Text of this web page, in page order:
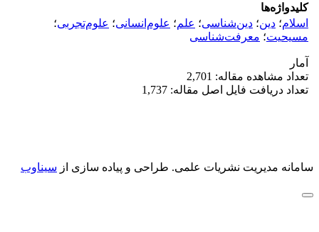
کلیدواژه‌ها
اسلام؛ دین؛ دین‌شناسی؛ علم؛ علوم‌انسانی؛ علوم‌تجربی؛
مسیحیت؛ معرفت‌شناسی
آمار
تعداد مشاهده مقاله: 2,701
تعداد دریافت فایل اصل مقاله: 1,737
سامانه مدیریت نشریات علمی. طراحی و پیاده سازی از سیناوب